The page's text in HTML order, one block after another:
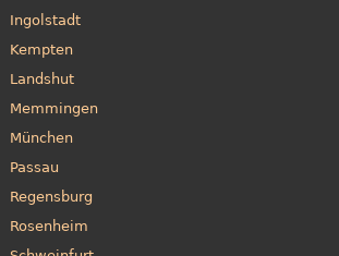
Ingolstadt
Kempten
Landshut
Memmingen
München
Passau
Regensburg
Rosenheim